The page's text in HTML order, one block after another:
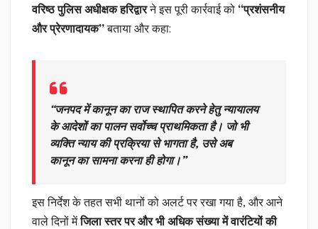
वरिष्ठ पुलिस अधीक्षक हरिद्वारने इस पूरी कार्रवाई को “प्रशंसनीय
और प्रेरणादायक”बताया और कहा:
“जनपद में कानून का राज स्थापित करने हेतु न्यायालय
के आदेशों का पालन सर्वोच्च प्राथमिकता है। जो भी
व्यक्ति न्याय की प्रक्रिया से भागता है, उसे अब
कानून का सामना करना ही होगा।”
इस निर्देश के तहत सभी थानों को अलर्ट पर रखा गया है, और आने
वाले दिनों मेंजिला स्तर पर और भी अधिक संख्या में वारंटियों की